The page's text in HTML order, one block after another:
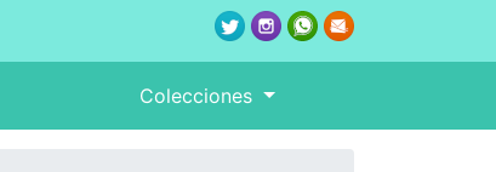
Colecciones